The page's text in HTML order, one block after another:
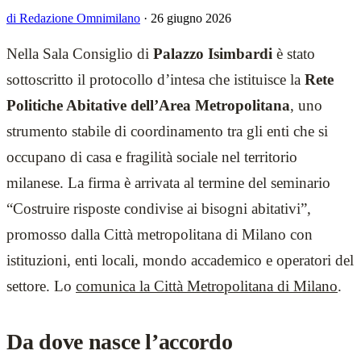
di Redazione Omnimilano · 26 giugno 2026
Nella Sala Consiglio di Palazzo Isimbardi è stato
sottoscritto il protocollo d’intesa che istituisce la Rete
Politiche Abitative dell’Area Metropolitana, uno
strumento stabile di coordinamento tra gli enti che si
occupano di casa e fragilità sociale nel territorio
milanese. La firma è arrivata al termine del seminario
“Costruire risposte condivise ai bisogni abitativi”,
promosso dalla Città metropolitana di Milano con
istituzioni, enti locali, mondo accademico e operatori del
settore. Lo comunica la Città Metropolitana di Milano.
Da dove nasce l’accordo